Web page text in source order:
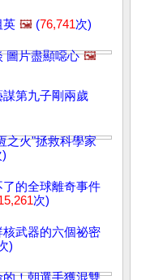
英 🖼️ (76,741次)
圖片盡顯噁心 🖼️
第九子剛兩歲
之火"拯救科學家
)
了的全球離奇事件
次)
武器的六個祕密
)